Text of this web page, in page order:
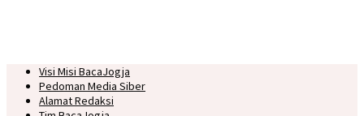
Visi Misi BacaJogja
Pedoman Media Siber
Alamat Redaksi